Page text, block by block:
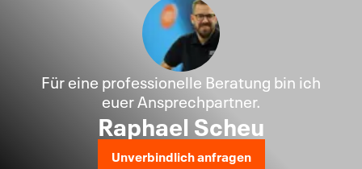
Für eine professionelle Beratung bin ich
euer Ansprechpartner.
Raphael Scheu
Unverbindlich anfragen